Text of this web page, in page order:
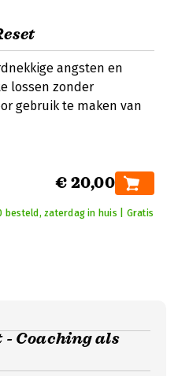
angsten en
lossen zonder
gebruik te maken van
€ 20,00
besteld, zaterdag in huis | Gratis
- Coaching als